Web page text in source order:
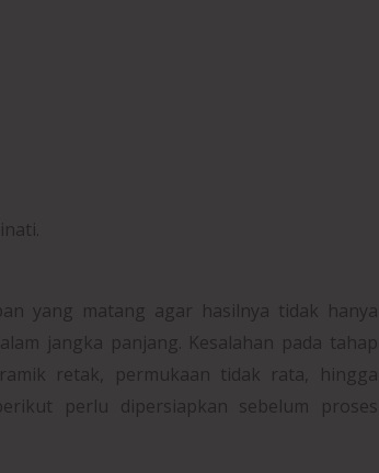
yang matang agar hasilnya tidak hanya
jangka panjang. Kesalahan pada tahap
retak, permukaan tidak rata, hingga
perlu dipersiapkan sebelum proses